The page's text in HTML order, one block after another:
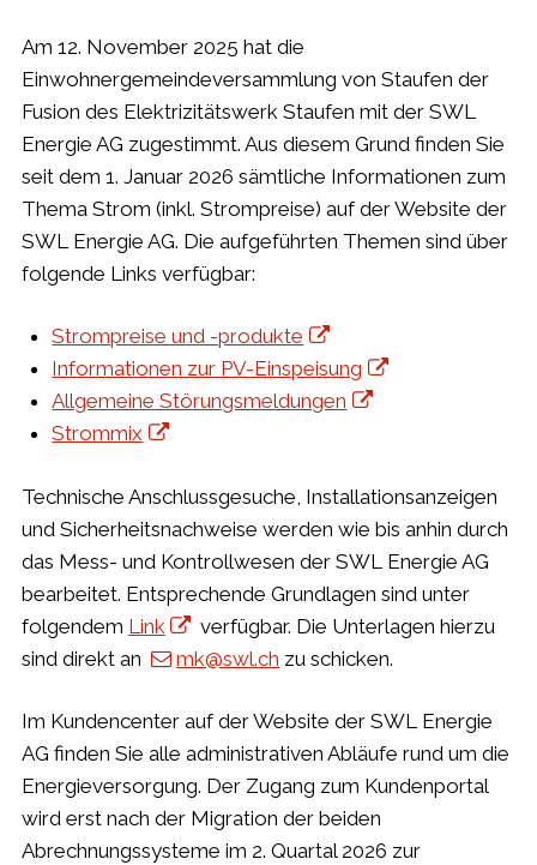
Am 12. November 2025 hat die
Einwohnergemeindeversammlung von Staufen der
Fusion des Elektrizitätswerk Staufen mit der SWL
Energie AG zugestimmt. Aus diesem Grund finden Sie
seit dem 1. Januar 2026 sämtliche Informationen zum
Thema Strom (inkl. Strompreise) auf der Website der
SWL Energie AG. Die aufgeführten Themen sind über
folgende Links verfügbar:
Strompreise und -produkte
Informationen zur PV-Einspeisung
Allgemeine Störungsmeldungen
Strommix
Technische Anschlussgesuche, Installationsanzeigen
und Sicherheitsnachweise werden wie bis anhin durch
das Mess- und Kontrollwesen der SWL Energie AG
bearbeitet. Entsprechende Grundlagen sind unter
folgendem Link
verfügbar. Die Unterlagen hierzu
sind direkt an
mk@swl.ch zu schicken.
Im Kundencenter auf der Website der SWL Energie
AG finden Sie alle administrativen Abläufe rund um die
Energieversorgung. Der Zugang zum Kundenportal
wird erst nach der Migration der beiden
Abrechnungssysteme im 2. Quartal 2026 zur